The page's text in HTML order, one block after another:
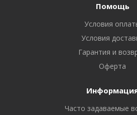
Помощь
Условия
Условия
Гарантия и
Оферта
Часто задаваемые